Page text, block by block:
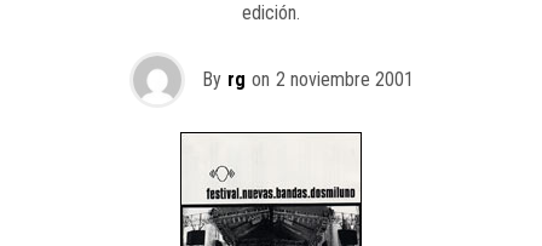
edición.
By rg on 2 noviembre 2001